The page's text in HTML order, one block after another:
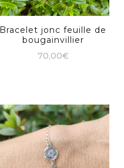
Bracelet jonc feuille de
bougainvillier
70,00€